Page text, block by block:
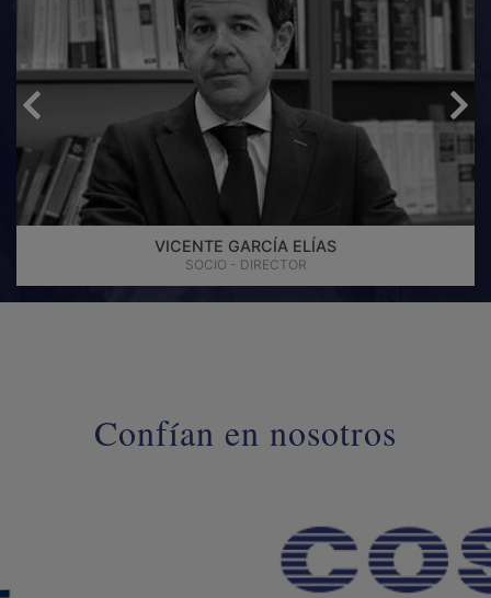
VICENTE GARCÍA ELÍAS
SOCIO - DIRECTOR
Confían en nosotros